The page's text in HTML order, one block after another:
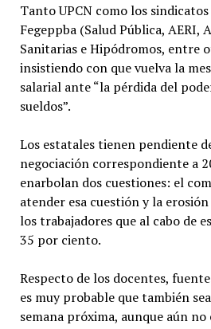
Tanto UPCN como los
Fegeppba (Salud Pública, AERI,
Sanitarias e Hipódromos, entre
insistiendo con que vuelva la
salarial ante “la pérdida del
sueldos”.
Los estatales tienen pendiente
negociación correspondiente a
enarbolan dos cuestiones: el
atender esa cuestión y la
los trabajadores que al cabo de
35 por ciento.
Respecto de los docentes,
es muy probable que también
semana próxima, aunque aún